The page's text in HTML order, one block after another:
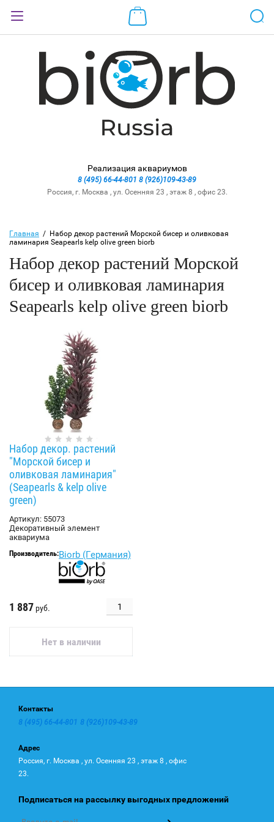
ВХОД В КАБИНЕТ
Логин:
Забыли пароль?
Регистрация
Реализация аквариумов
8 (495) 66-44-801 8 (926)109-43-89
Россия, г. Москва , ул. Осенняя 23 , этаж 8 , офис 23.
Главная
  /  Набор декор растений Морской бисер и оливковая
ламинария Seapearls kelp olive green biorb
Набор декор растений Морской
бисер и оливковая ламинария
Seapearls kelp olive green biorb
Набор декор. растений
"Морской бисер и
оливковая ламинария"
(Seapearls & kelp olive
green)
Артикул: 55073
Декоративный элемент
аквариума
Производитель:Biorb (Германия)
1 887 руб.
Нет в наличии
Контакты
8 (495) 66-44-801 8 (926)109-43-89
Адрес
Россия, г. Москва , ул. Осенняя 23 , этаж 8 , офис
23.
Подписаться на рассылку выгодных предложений